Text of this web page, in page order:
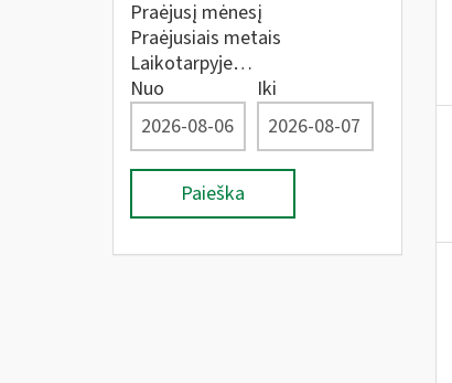
Praėjusį mėnesį
Praėjusiais metais
Laikotarpyje…
Nuo
Iki
Paieška